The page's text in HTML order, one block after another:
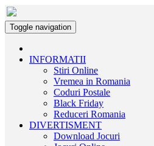
Toggle navigation
INFORMATII
Stiri Online
Vremea in Romania
Coduri Postale
Black Friday
Reduceri Romania
DIVERTISMENT
Download Jocuri